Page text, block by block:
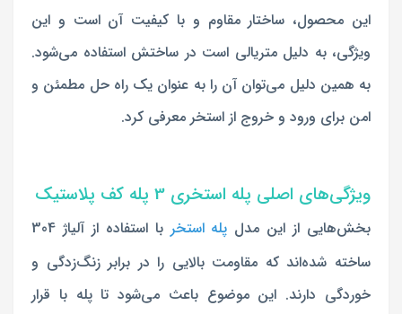
این محصول، ساختار مقاوم و با کیفیت آن است و این
ویژگی، به دلیل متریالی است در ساختش استفاده می‌شود.
به همین دلیل می‌توان آن را به عنوان یک راه حل مطمئن و
امن برای ورود و خروج از استخر معرفی کرد.
ویژگی‌های اصلی پله استخری 3 پله کف پلاستیک
بخش‌هایی از این مدل پله استخر
با استفاده از آلیاژ 304
ساخته شده‌اند که مقاومت بالایی را در برابر زنگ‌زدگی و
خوردگی دارند. این موضوع باعث می‌شود تا پله با قرار